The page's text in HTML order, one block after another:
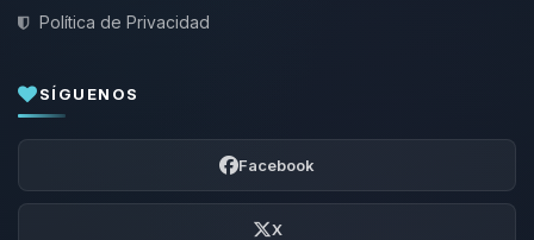
Política de Privacidad
SÍGUENOS
Facebook
X